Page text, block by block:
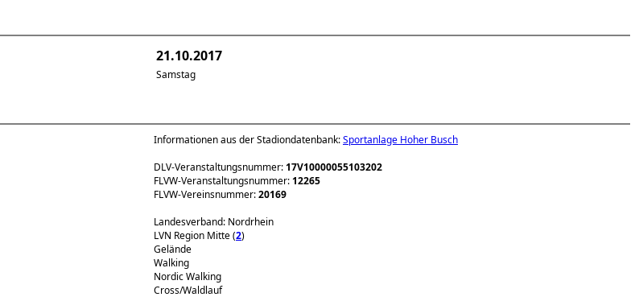
21.10.2017
Samstag
Informationen aus der Stadiondatenbank:Sportanlage Hoher Busch
DLV-Veranstaltungsnummer:17V10000055103202
FLVW-Veranstaltungsnummer:12265
FLVW-Vereinsnummer:20169
Landesverband: Nordrhein
LVN Region Mitte (2)
Gelände
Walking
Nordic Walking
Cross/Waldlauf